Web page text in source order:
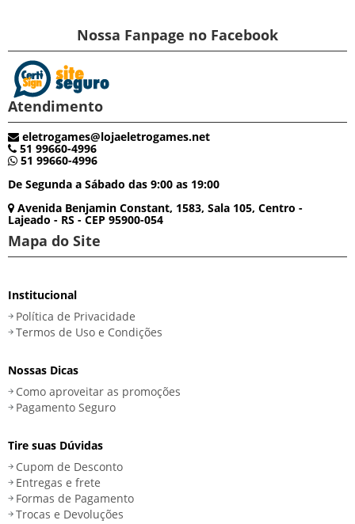
Nossa Fanpage no Facebook
Atendimento
eletrogames@lojaeletrogames.net
51 99660-4996
51 99660-4996
De Segunda a Sábado das 9:00 as 19:00
Avenida Benjamin Constant, 1583, Sala 105, Centro -
Lajeado - RS - CEP 95900-054
Mapa do Site
Institucional
Política de Privacidade
Termos de Uso e Condições
Nossas Dicas
Como aproveitar as promoções
Pagamento Seguro
Tire suas Dúvidas
Cupom de Desconto
Entregas e frete
Formas de Pagamento
Trocas e Devoluções